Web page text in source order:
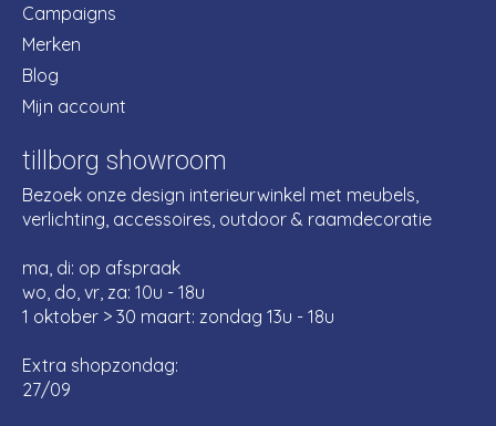
Campaigns
Merken
Blog
Mijn account
tillborg showroom
Bezoek onze design interieurwinkel met meubels,
verlichting, accessoires, outdoor & raamdecoratie
ma, di: op afspraak
wo, do, vr, za: 10u - 18u
1 oktober > 30 maart: zondag 13u - 18u
Extra shopzondag:
27/09